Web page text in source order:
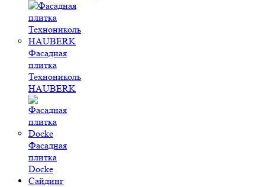
Фасадная
плитка
Технониколь
HAUBERK
Фасадная
плитка
Docke
Сайдинг